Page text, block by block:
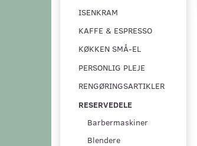
ISENKRAM
KAFFE & ESPRESSO
KØKKEN SMÅ-EL
PERSONLIG PLEJE
RENGØRINGSARTIKLER
RESERVEDELE
Barbermaskiner
Blendere